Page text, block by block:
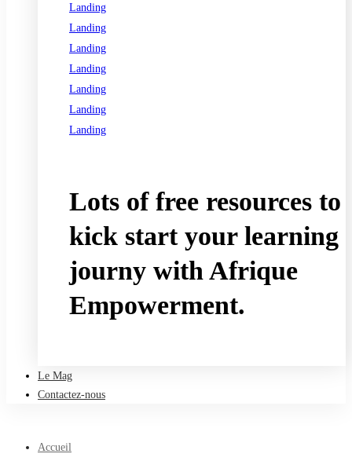
Landing
Landing
Landing
Landing
Landing
Landing
Landing
Lots of free resources to
kick start your learning
journy with Afrique
Empowerment.
Le Mag
Contactez-nous
Accueil